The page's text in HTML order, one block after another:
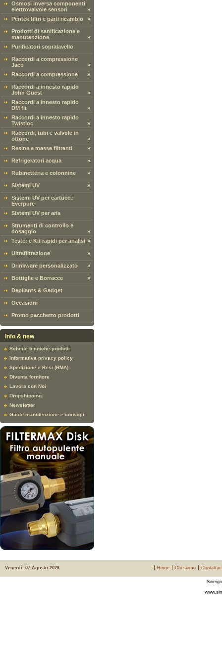
Osmosi inversa componenti
elettrovalvole sensori
»
Pentek filtri e parti ricambio
»
Prodotti di sanificazione e
manutenzione
»
Purificatori sopralavello
Raccordi a compressione
Jaco
»
Raccordi a compressione
»
Raccordi a innesto rapido
John Guest
»
Raccordi a innesto rapido
DM fit
»
Raccordi a innesto rapido
Twistloc
»
Raccordi, tubi e valvole in
ottone
»
Resine e masse filtranti
»
Refrigeratori acqua »
Rubinetteria e colonnine »
Sistemi UV »
Sistemi UV per cartucce
Everpure
Sistemi UV per aria
Strumenti di controllo e
dosaggio
»
Tester e Kit rapidi per analisi »
Ultrafiltrazione »
Drinkware personalizzato »
Bottiglie e Borracce »
Depliants & Gadget
Occasioni
Promo pacchetto prodotti
Info & new
Schede tecniche prodotti
Informativa privacy policy
Spedizione e Resi (RMA)
Diventa fornitore
Lavora con Noi
Dropshipping
Newsletter
Guide manutenzione e consigli
Venerdì, 07 Agosto 2026 Home Chi siamo Contattaci